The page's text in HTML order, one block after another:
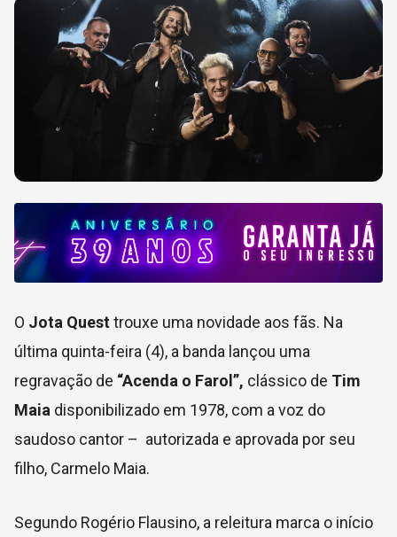
O Jota Questtrouxe uma novidade aos fãs. Na
última quinta-feira (4), a banda lançou uma
regravação de “Acenda o Farol”, clássico de Tim
Maia disponibilizado em 1978, com a voz do
saudoso cantor – autorizada e aprovada por seu
filho, Carmelo Maia.
Segundo Rogério Flausino, a releitura marca o início